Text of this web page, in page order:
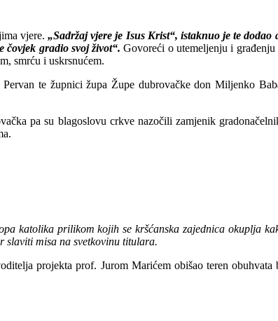
vjere. „Sadržaj vjere je Isus Krist“, istaknuo je te
čovjek gradio svoj život“. Govoreći o utemeljenju i
smrću i uskrsnućem.
te župnici župa Župe dubrovačke don Miljenko
pa su blagoslovu crkve nazočili zamjenik
katolika prilikom kojih se kršćanska zajednica okuplja
slaviti misa na svetkovinu titulara.
projekta prof. Jurom Marićem obišao teren